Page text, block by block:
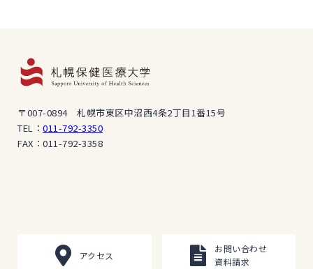
〒007-0894 札幌市東区中沼西4条2丁目1番15号
TEL： 011-792-3350
FAX：011-792-3358
アクセス
お問い合わせ
資料請求